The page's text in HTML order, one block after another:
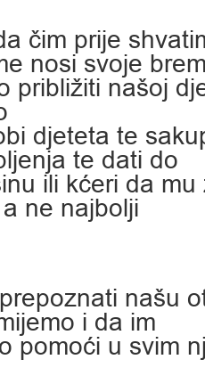
čim prije
nosi svoje
približiti našoj
djeteta te
te dati do
ili kćeri da mu
ne najbolji
našu
i da im
pomoći u svim